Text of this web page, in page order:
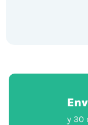
y 30